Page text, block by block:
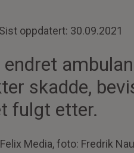
oppdatert: 30.09.2021
skadde,
fulgt etter.
Media, foto: Fredrik